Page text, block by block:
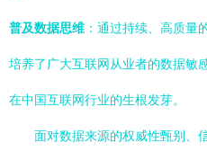
普及数据思维 ：通过持续、高质量
培养了广大互联网从业者的数据敏
在中国互联网行业的生根发芽。
面对数据来源的权威性甄别、